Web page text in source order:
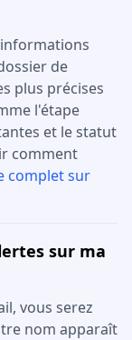
informations
de
plus précises
l'étape
et le statut
comment
complet sur
sur ma
vous serez
nom apparaît